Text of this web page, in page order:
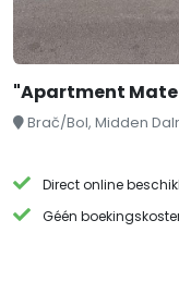
"Apartment Mate
Brač/Bol, Midden
Direct online
Géén